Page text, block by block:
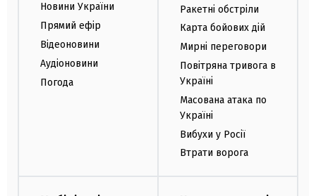
Новини України
Прямий ефір
Відеоновини
Аудіоновини
Погода
Ракетні обстріли
Карта бойових дій
Мирні переговори
Повітряна тривога в
Україні
Масована атака по
Україні
Вибухи у Росії
Втрати ворога